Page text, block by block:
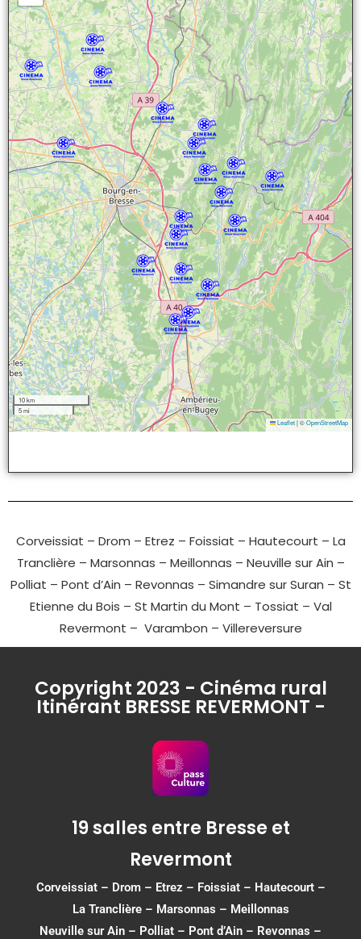
10 km
5 mi
Leaflet|©OpenStreetMap
Corveissiat – Drom – Etrez – Foissiat – Hautecourt – La
Tranclière – Marsonnas – Meillonnas – Neuville sur Ain –
Polliat – Pont d’Ain – Revonnas – Simandre sur Suran – St
Etienne du Bois – St Martin du Mont – Tossiat – Val
Revermont – Varambon – Villereversure
Copyright 2023 - Cinéma rural
Itinérant BRESSE REVERMONT -
19 salles entre Bresse et
Revermont
Corveissiat– Drom– Etrez – Foissiat– Hautecourt–
La Tranclière – Marsonnas – Meillonnas
Neuville sur Ain – Polliat – Pont d’Ain – Revonnas –